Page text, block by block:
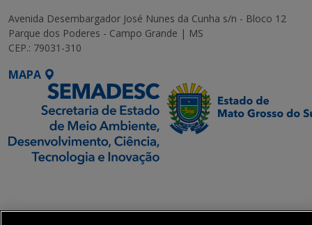
Avenida Desembargador José Nunes da Cunha s/n - Bloco 12
Parque dos Poderes - Campo Grande | MS
CEP.: 79031-310
MAPA
Transformação Digital